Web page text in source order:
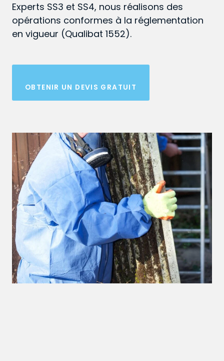
Experts SS3 et SS4, nous réalisons des
opérations conformes à la réglementation
en vigueur (Qualibat 1552).
OBTENIR UN DEVIS GRATUIT